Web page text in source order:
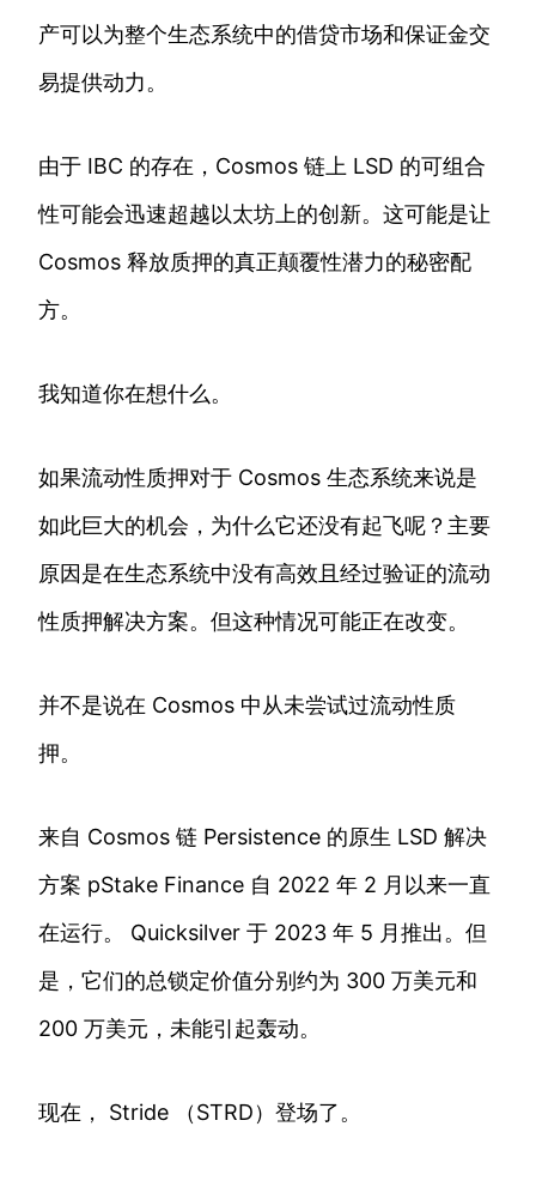
产可以为整个生态系统中的借贷市场和保证金交
易提供动力。
由于 IBC 的存在，Cosmos 链上 LSD 的可组合
性可能会迅速超越以太坊上的创新。这可能是让
Cosmos 释放质押的真正颠覆性潜力的秘密配
方。
我知道你在想什么。
如果流动性质押对于 Cosmos 生态系统来说是
如此巨大的机会，为什么它还没有起飞呢？主要
原因是在生态系统中没有高效且经过验证的流动
性质押解决方案。但这种情况可能正在改变。
并不是说在 Cosmos 中从未尝试过流动性质
押。
来自 Cosmos 链 Persistence 的原生 LSD 解决
方案 pStake Finance 自 2022 年 2 月以来一直
在运行。 Quicksilver 于 2023 年 5 月推出。但
是，它们的总锁定价值分别约为 300 万美元和
200 万美元，未能引起轰动。
现在， Stride （STRD）登场了。